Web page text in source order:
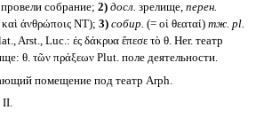
собрание; 2) досл. зрелище, перен.
ἀνθρώποις NT); 3) собир. (= οἱ θεαταί) тж. pl.
Arst., Luc.: ἐς δάκρυα ἔπεσε τὸ θ. Her. театр
θ. τῶν πράξεων Plut. поле деятельности.
помещение под театр Arph.
II.